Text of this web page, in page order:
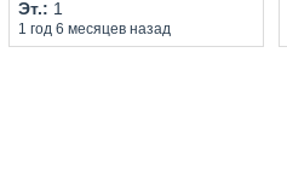
Эт.: 1
1 год 6 месяцев назад